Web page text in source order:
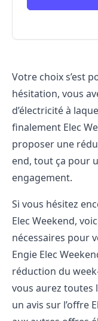
Votre choix s’est
hésitation, vous
d’électricité à
finalement Elec
proposer une
end, tout ça pour
engagement.
Si vous hésitez
Elec Weekend,
nécessaires pour
Engie Elec
réduction du
vous aurez toutes
un avis sur l’offre